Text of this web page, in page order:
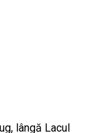
lângă Lacul